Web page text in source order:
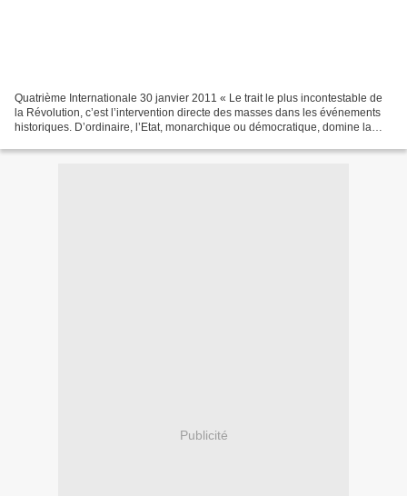
Quatrième Internationale 30 janvier 2011 « Le trait le plus incontestable de
la Révolution, c’est l’intervention directe des masses dans les événements
historiques. D’ordinaire, l’Etat, monarchique ou démocratique, domine la
Publicité